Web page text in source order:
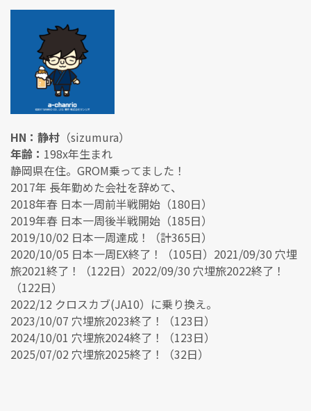
HN：静村 （sizumura）
年齢： 198x年生まれ
静岡県在住。GROM乗ってました！
2017年 長年勤めた会社を辞めて、
2018年春 日本一周前半戦開始（180日）
2019年春 日本一周後半戦開始（185日）
2019/10/02 日本一周達成！（計365日）
2020/10/05 日本一周EX終了！（105日）2021/09/30 穴埋
旅2021終了！（122日）2022/09/30 穴埋旅2022終了！
（122日）
2022/12 クロスカブ(JA10）に乗り換え。
2023/10/07 穴埋旅2023終了！（123日）
2024/10/01 穴埋旅2024終了！（123日）
2025/07/02 穴埋旅2025終了！（32日）